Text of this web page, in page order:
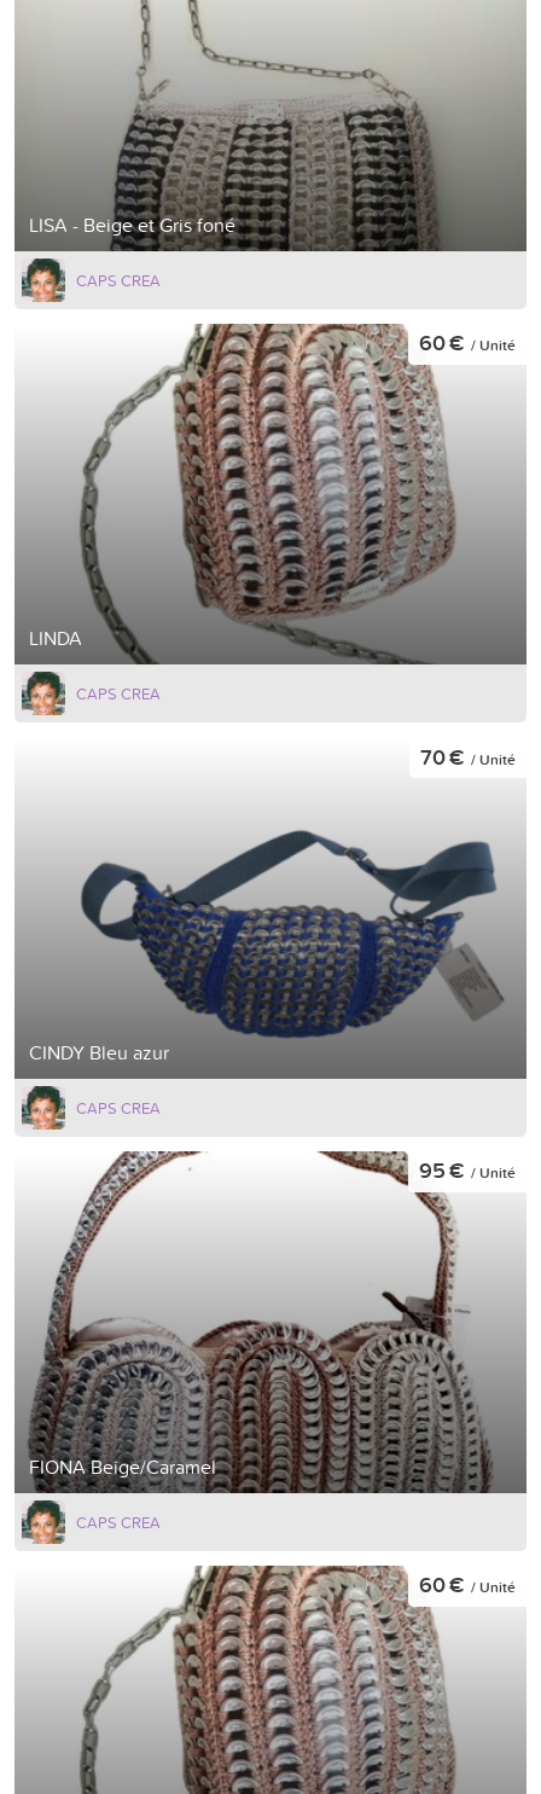
LISA - Beige et Gris foné
CAPS CREA
LINDA
60 € / Unité
CAPS CREA
CINDY Bleu azur
70 € / Unité
CAPS CREA
FIONA Beige/Caramel
95 € / Unité
CAPS CREA
60 € / Unité